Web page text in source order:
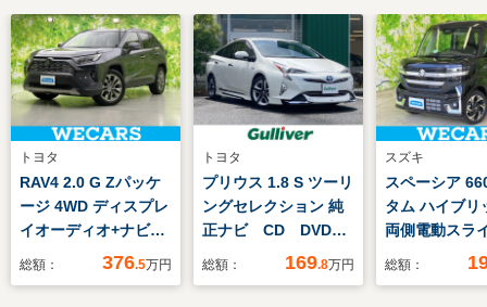
トヨタ
RAV4 2.0 G Zパッケ
ージ 4WD ディスプレ
イオーディオ+ナビ10
インチ/デジタルイン
総額： 376.5万円
トヨタ
プリウス 1.8 S ツーリ
ングセレクション 純
正ナビ CD DVD
フルセグTV
総額： 169.8万円
スズキ
スペーシア
タム ハイブリ
両側電動スラ
ア/シートヒ
総額：